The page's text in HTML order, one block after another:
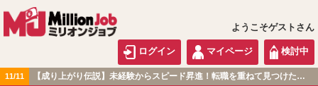
ようこそゲストさん
ログイン マイページ 検討中
11/11 【成り上がり伝説】未経験からスピード昇進！転職を重ねて見つけた『本当に働きやすい職場』とは？